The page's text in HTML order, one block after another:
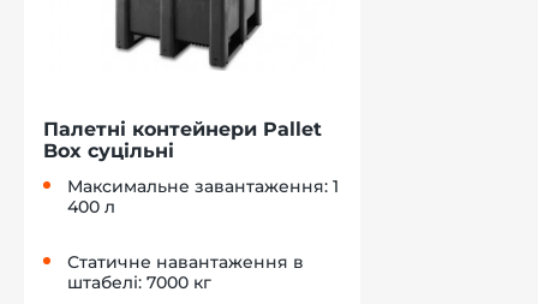
Палетні контейнери Pallet
Box суцільні
Максимальне завантаження: 1
400 л
Статичне навантаження в
штабелі: 7000 кг